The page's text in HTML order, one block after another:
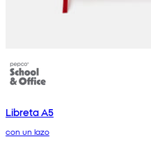
Libreta A5
con un lazo